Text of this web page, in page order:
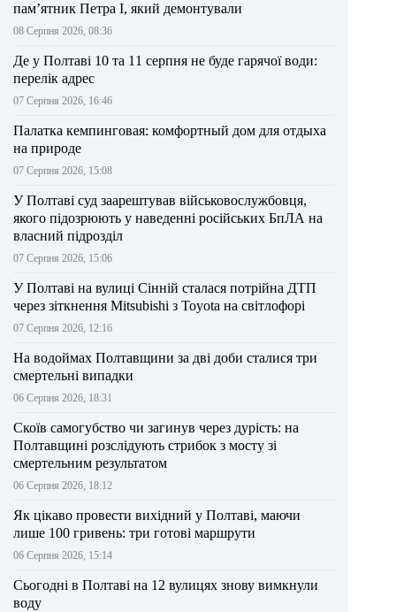
пам’ятник Петра І, який демонтували
08 Серпня 2026, 08:36
Де у Полтаві 10 та 11 серпня не буде гарячої води:
перелік адрес
07 Серпня 2026, 16:46
Палатка кемпинговая: комфортный дом для отдыха
на природе
07 Серпня 2026, 15:08
У Полтаві суд заарештував військовослужбовця,
якого підозрюють у наведенні російських БпЛА на
власний підрозділ
07 Серпня 2026, 15:06
У Полтаві на вулиці Сінній сталася потрійна ДТП
через зіткнення Mitsubishi з Toyota на світлофорі
07 Серпня 2026, 12:16
На водоймах Полтавщини за дві доби сталися три
смертельні випадки
06 Серпня 2026, 18:31
Скоїв самогубство чи загинув через дурість: на
Полтавщині розслідують стрибок з мосту зі
смертельним результатом
06 Серпня 2026, 18:12
Як цікаво провести вихідний у Полтаві, маючи
лише 100 гривень: три готові маршрути
06 Серпня 2026, 15:14
Сьогодні в Полтаві на 12 вулицях знову вимкнули
воду